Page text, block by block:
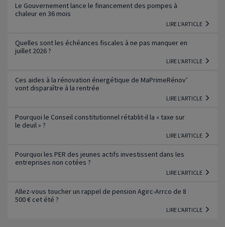
Le Gouvernement lance le financement des pompes à
chaleur en 36 mois
LIRE L'ARTICLE
Quelles sont les échéances fiscales à ne pas manquer en
juillet 2026 ?
LIRE L'ARTICLE
Ces aides à la rénovation énergétique de MaPrimeRénov’
vont disparaître à la rentrée
LIRE L'ARTICLE
Pourquoi le Conseil constitutionnel rétablit-il la « taxe sur
le deuil » ?
LIRE L'ARTICLE
Pourquoi les PER des jeunes actifs investissent dans les
entreprises non cotées ?
LIRE L'ARTICLE
Allez-vous toucher un rappel de pension Agirc-Arrco de 8
500 € cet été ?
LIRE L'ARTICLE